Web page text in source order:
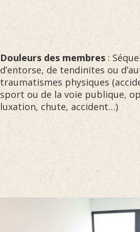
Douleurs des membres :
d’entorse, de tendinites ou
traumatismes physiques
sport ou de la voie publique,
luxation, chute, accident…)